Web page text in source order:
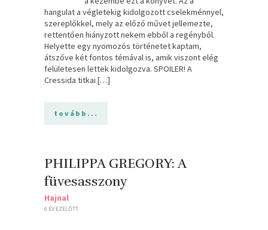
hangulat a végletekig kidolgozott cselekménnyel,
szereplőkkel, mely az előző művet jellemezte,
rettentően hiányzott nekem ebből a regényből.
Helyette egy nyomozós történetet kaptam,
átszőve két fontos témával is, amik viszont elég
felületesen lettek kidolgozva. SPOILER! A
Cressida titkai […]
tovább...
PHILIPPA GREGORY: A
füvesasszony
Hajnal
6 ÉV EZELŐTT